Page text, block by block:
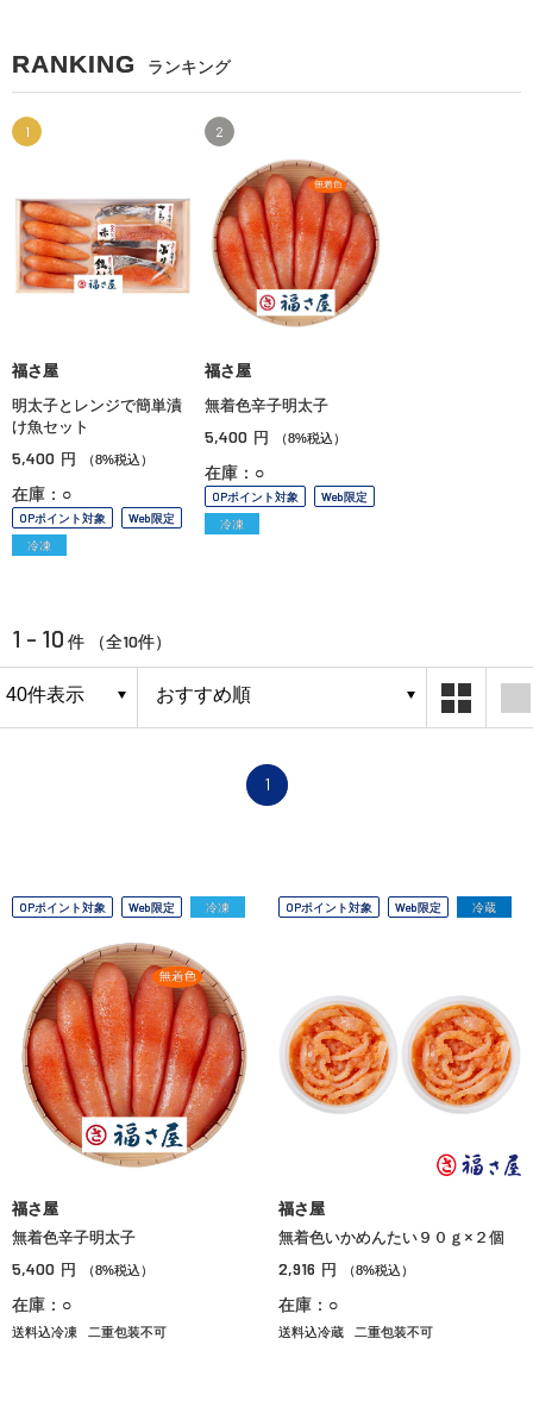
RANKING ランキング
1
福さ屋
明太子とレンジで簡単漬
け魚セット
5,400 円 （8%税込）
在庫：○
OPポイント対象
Web限定
冷凍
2
福さ屋
無着色辛子明太子
5,400 円 （8%税込）
在庫：○
OPポイント対象
Web限定
冷凍
1 - 10 件 （全10件）
1
OPポイント対象 Web限定 冷凍
福さ屋
無着色辛子明太子
5,400 円 （8%税込）
在庫：○
送料込冷凍 二重包装不可
OPポイント対象 Web限定 冷蔵
福さ屋
無着色いかめんたい９０ｇ×２個
2,916 円 （8%税込）
在庫：○
送料込冷蔵 二重包装不可